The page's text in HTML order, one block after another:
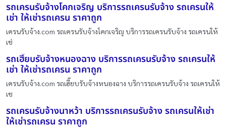
รถเครนรับจ้างโคกเจริญ บริการรถเครนรับจ้าง รถเครนให้
เช่า ให้เช่ารถเครน ราคาถูก
เครนรับจ้าง.com รถเครนรับจ้างโคกเจริญ บริการรถเครนรับจ้าง รถเครนให้
เช่
รถเฮี๊ยบรับจ้างหนองฉาง บริการรถเครนรับจ้าง รถเครนให้
เช่า ให้เช่ารถเครน ราคาถูก
เครนรับจ้าง.com รถเฮี๊ยบรับจ้างหนองฉาง บริการรถเครนรับจ้าง รถเครนให้
เช
รถเครนรับจ้างนาหว้า บริการรถเครนรับจ้าง รถเครนให้เช่า
ให้เช่ารถเครน ราคาถูก